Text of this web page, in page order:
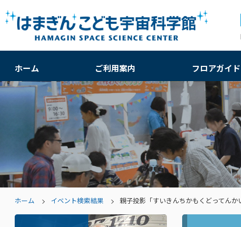
ホーム ご利用案内 フロアガイド
ホーム イベント検索結果 親子投影「すいきんちかもくどってんか